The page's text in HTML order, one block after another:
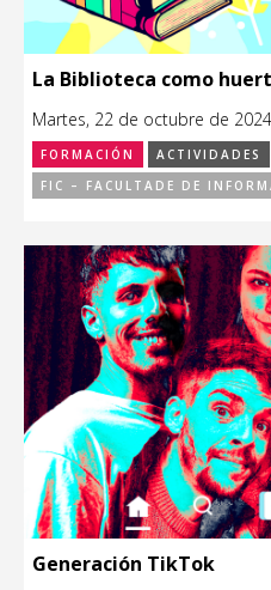
La Biblioteca como
Martes, 22 de octubre de 2024.
FORMACIÓN
ACTIVIDADES
FIC – FACULTADE DE
Generación TikTok